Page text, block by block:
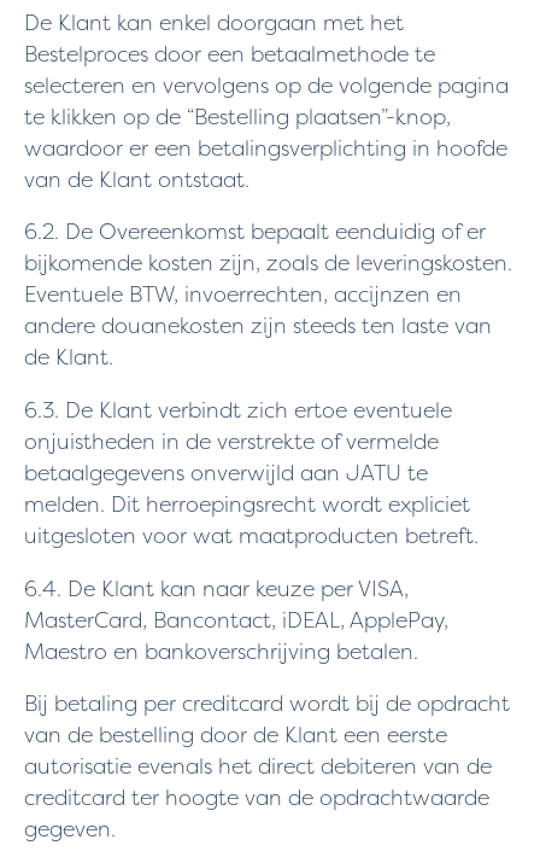
De Klant kan enkel doorgaan met het
Bestelproces door een betaalmethode te
selecteren en vervolgens op de volgende pagina
te klikken op de “Bestelling plaatsen”-knop,
waardoor er een betalingsverplichting in hoofde
van de Klant ontstaat.
6.2. De Overeenkomst bepaalt eenduidig of er
bijkomende kosten zijn, zoals de leveringskosten.
Eventuele BTW, invoerrechten, accijnzen en
andere douanekosten zijn steeds ten laste van
de Klant.
6.3. De Klant verbindt zich ertoe eventuele
onjuistheden in de verstrekte of vermelde
betaalgegevens onverwijld aan JATU te
melden. Dit herroepingsrecht wordt expliciet
uitgesloten voor wat maatproducten betreft.
6.4. De Klant kan naar keuze per VISA,
MasterCard, Bancontact, iDEAL, ApplePay,
Maestro en bankoverschrijving betalen.
Bij betaling per creditcard wordt bij de opdracht
van de bestelling door de Klant een eerste
autorisatie evenals het direct debiteren van de
creditcard ter hoogte van de opdrachtwaarde
gegeven.